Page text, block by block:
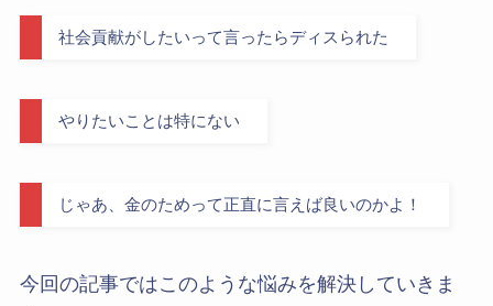
社会貢献がしたいって言ったらディスられた
やりたいことは特にない
じゃあ、金のためって正直に言えば良いのかよ！
今回の記事ではこのような悩みを解決していきま